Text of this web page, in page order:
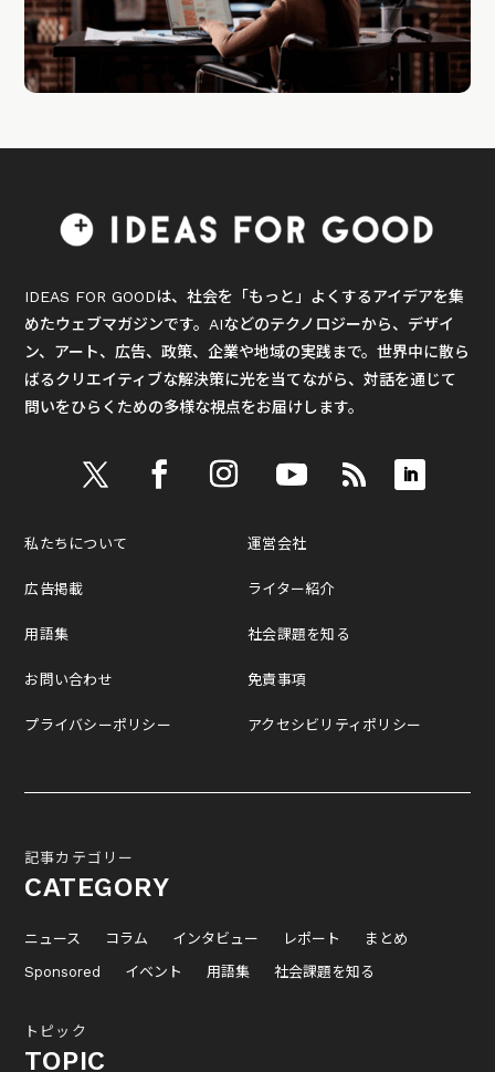
IDEAS FOR GOODは、社会を「もっと」よくするアイデアを集
めたウェブマガジンです。AIなどのテクノロジーから、デザイ
ン、アート、広告、政策、企業や地域の実践まで。世界中に散ら
ばるクリエイティブな解決策に光を当てながら、対話を通じて
問いをひらくための多様な視点をお届けします。
私たちについて
広告掲載
用語集
お問い合わせ
プライバシーポリシー
運営会社
ライター紹介
社会課題を知る
免責事項
アクセシビリティポリシー
記事カテゴリー
CATEGORY
ニュース コラム インタビュー レポート
まとめ
Sponsored
イベント 用語集 社会課題を知る
トピック
TOPIC